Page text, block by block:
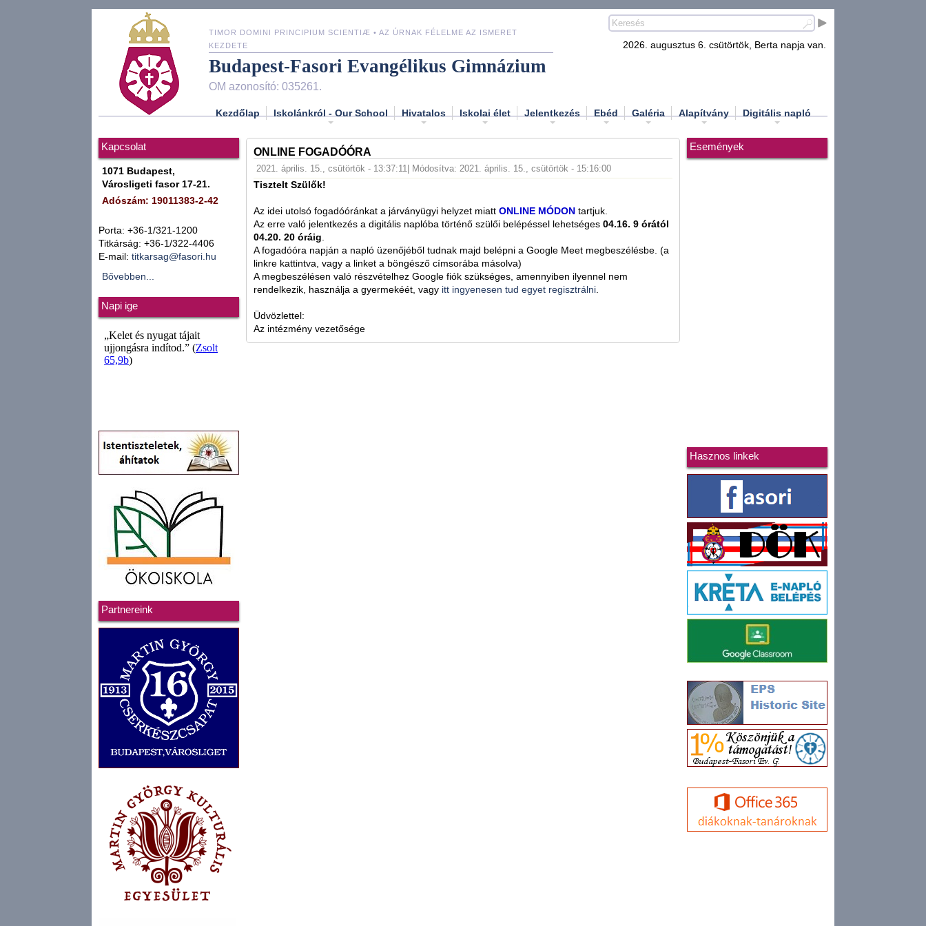
TIMOR DOMINI PRINCIPIUM SCIENTIÆ • AZ ÚRNAK FÉLELME AZ ISMERET
KEZDETE
Budapest-Fasori Evangélikus Gimnázium
OM azonosító: 035261.
2026. augusztus 6. csütörtök, Berta napja van.
Kezdőlap Iskolánkról - Our School Hivatalos Iskolai élet Jelentkezés Ebéd Galéria Alapítvány Digitális napló
Kapcsolat
1071 Budapest,
Városligeti fasor 17-21.
Adószám: 19011383-2-42
Porta: +36-1/321-1200
Titkárság: +36-1/322-4406
E-mail: titkarsag@fasori.hu
Bővebben...
Napi ige
Partnereink
ONLINE FOGADÓÓRA
2021. április. 15., csütörtök - 13:37:11 | Módosítva: 2021. április. 15., csütörtök - 15:16:00
Tisztelt Szülők!
Az idei utolsó fogadóóránkat a járványügyi helyzet miatt ONLINE MÓDON tartjuk.
Az erre való jelentkezés a digitális naplóba történő szülői belépéssel lehetséges 04.16. 9 órától
04.20. 20 óráig.
A fogadóóra napján a napló üzenőjéből tudnak majd belépni a Google Meet megbeszélésbe. (a
linkre kattintva, vagy a linket a böngésző címsorába másolva)
A megbeszélésen való részvételhez Google fiók szükséges, amennyiben ilyennel nem
rendelkezik, használja a gyermekéét, vagy itt ingyenesen tud egyet regisztrálni.
Üdvözlettel:
Az intézmény vezetősége
Események
Hasznos linkek